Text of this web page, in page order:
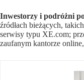
Inwestorzy i podróżni
źródłach bieżących,
serwisy typu XE.com;
zaufanym kantorze